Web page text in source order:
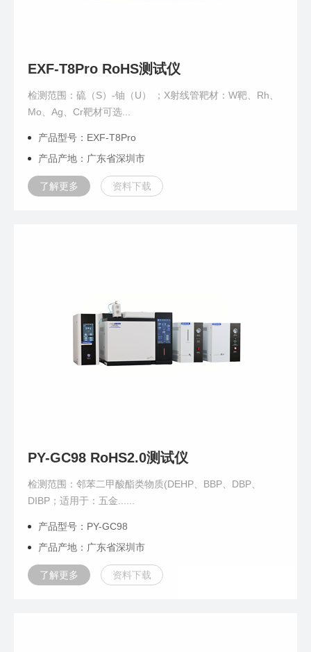
EXF-T8Pro RoHS测试仪
检测范围：硫（S）-铀（U） ；X射线管靶材：W靶、Rh、
Mo、Ag、Cr靶材可选...
产品型号：EXF-T8Pro
产品产地：广东省深圳市
了解更多 资料下载
PY-GC98 RoHS2.0测试仪
检测范围：邻苯二甲酸酯类物质(DEHP、BBP、DBP、
DIBP；适用于：五金......
产品型号：PY-GC98
产品产地：广东省深圳市
了解更多 资料下载